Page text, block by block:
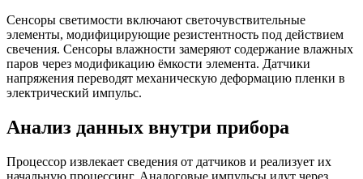
Сенсоры светимости включают светочувствительные
элементы, модифицирующие резистентность под действием
свечения. Сенсоры влажности замеряют содержание влажных
паров через модификацию ёмкости элемента. Датчики
напряжения переводят механическую деформацию пленки в
электрический импульс.
Анализ данных внутри прибора
Процессор извлекает сведения от датчиков и реализует их
начальную процессинг. Аналоговые импульсы идут через